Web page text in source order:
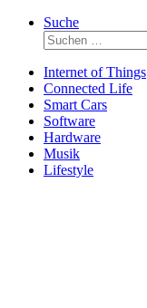
Suche
Suchen
nach:
Internet of Things
Connected Life
Smart Cars
Software
Hardware
Musik
Lifestyle